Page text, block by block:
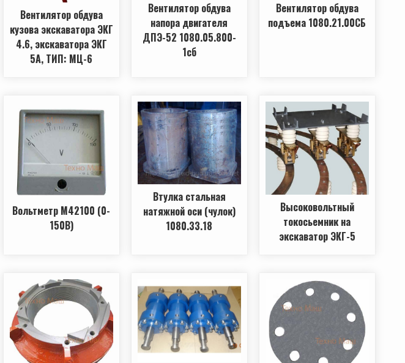
Вентилятор обдува
кузова экскаватора ЭКГ
4.6, экскаватора ЭКГ
5А, ТИП: МЦ-6
Вентилятор обдува
напора двигателя
ДПЭ-52 1080.05.800-
1cб
Вентилятор обдува
подъема 1080.21.00СБ
Вольтметр М42100 (0-
150В)
Втулка стальная
натяжной оси (чулок)
1080.33.18
Высоковольтный
токосьемник на
экскаватор ЭКГ-5